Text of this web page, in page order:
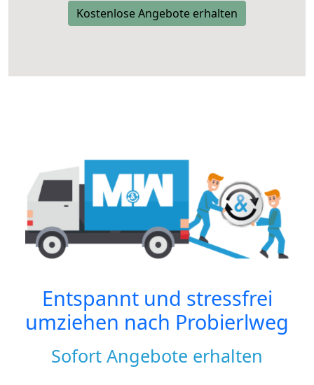
Kostenlose Angebote erhalten
Entspannt und stressfrei
umziehen nach Probierlweg
Sofort Angebote erhalten